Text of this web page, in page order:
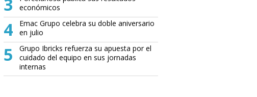
económicos
4
Emac Grupo celebra su doble aniversario
en julio
5
Grupo Ibricks refuerza su apuesta por el
cuidado del equipo en sus jornadas
internas